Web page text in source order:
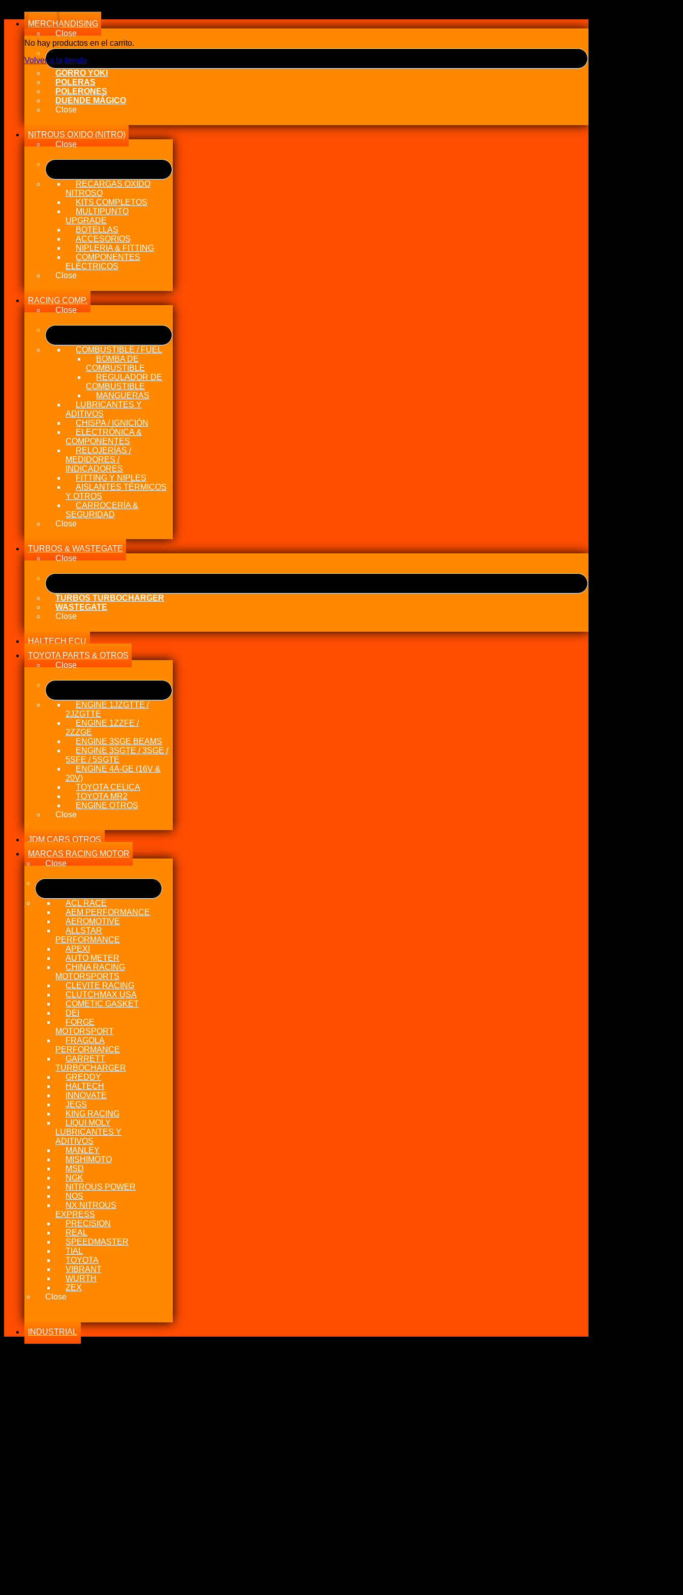
No hay productos en el carrito.
Volver a la tienda
MERCHANDISING
Close
GORRO YOKI
POLERAS
POLERONES
DUENDE MÁGICO
Close
NITROUS OXIDO (NITRO)
Close
RECARGAS OXIDO
NITROSO
KITS COMPLETOS
MULTIPUNTO
UPGRADE
BOTELLAS
ACCESORIOS
NIPLERIA & FITTING
COMPONENTES
ELÉCTRICOS
Close
RACING COMP.
Close
COMBUSTIBLE / FUEL
BOMBA DE
COMBUSTIBLE
REGULADOR DE
COMBUSTIBLE
MANGUERAS
LUBRICANTES Y
ADITIVOS
CHISPA / IGNICIÓN
ELECTRÓNICA &
COMPONENTES
RELOJERÍAS /
MEDIDORES /
INDICADORES
FITTING Y NIPLES
AISLANTES TÉRMICOS
Y OTROS
CARROCERÍA &
SEGURIDAD
Close
TURBOS & WASTEGATE
Close
TURBOS TURBOCHARGER
WASTEGATE
Close
HALTECH ECU
TOYOTA PARTS & OTROS
Close
ENGINE 1JZGTTE /
2JZGTTE
ENGINE 1ZZFE /
2ZZGE
ENGINE 3SGE BEAMS
ENGINE 3SGTE / 3SGE /
5SFE / 5SGTE
ENGINE 4A-GE (16V &
20V)
TOYOTA CELICA
TOYOTA MR2
ENGINE OTROS
Close
JDM CARS OTROS
MARCAS RACING MOTOR
Close
ACL RACE
AEM PERFORMANCE
AEROMOTIVE
ALLSTAR
PERFORMANCE
APEXI
AUTO METER
CHINA RACING
MOTORSPORTS
CLEVITE RACING
CLUTCHMAX USA
COMETIC GASKET
DEI
FORGE
MOTORSPORT
FRAGOLA
PERFORMANCE
GARRETT
TURBOCHARGER
GREDDY
HALTECH
INNOVATE
JEGS
KING RACING
LIQUI MOLY
LUBRICANTES Y
ADITIVOS
MANLEY
MISHIMOTO
MSD
NGK
NITROUS POWER
NOS
NX NITROUS
EXPRESS
PRECISION
REAL
SPEEDMASTER
TIAL
TOYOTA
VIBRANT
WURTH
ZEX
Close
INDUSTRIAL